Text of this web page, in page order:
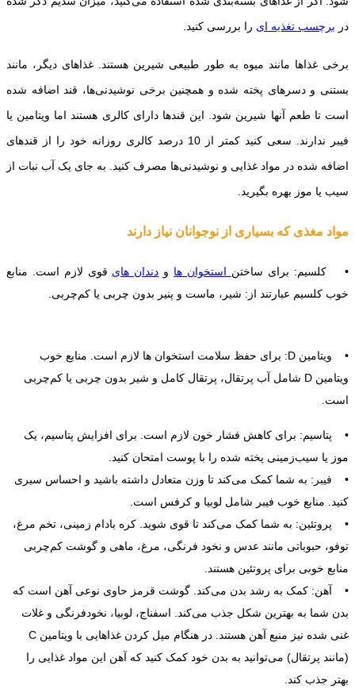
در برچسب تغذیه ای را بررسی کنید.
برخی غذاها مانند میوه به طور طبیعی شیرین هستند. غذاهای دیگر، مانند
بستنی و دسرهای پخته شده و همچنین برخی نوشیدنی‌ها، قند اضافه شده
است تا طعم آنها شیرین شود. این قندها دارای کالری هستند اما ویتامین یا
فیبر ندارند. سعی کنید کمتر از 10 درصد کالری روزانه خود را از قندهای
اضافه شده در مواد غذایی و نوشیدنی‌ها مصرف کنید. به جای یک آب نبات از
سیب یا موز بهره بگیرید.
مواد مغذی که بسیاری از نوجوانان نیاز دارند
• کلسیم: برای ساختن استخوان ها و دندان های قوی لازم است. منابع
خوب کلسیم عبارتند از: شیر، ماست و پنیر بدون چربی یا کم‌چربی.
• ویتامین D: برای حفظ سلامت استخوان ها لازم است. منابع خوب
ویتامین D شامل آب پرتقال، پرتقال کامل و شیر بدون چربی یا کم‌چربی
است.
• پتاسیم: برای کاهش فشار خون لازم است. برای افزایش پتاسیم، یک
موز یا سیب‌زمینی پخته شده را با پوست امتحان کنید.
• فیبر: به شما کمک می‌کند تا وزن متعادل داشته باشید و احساس سیری
کنید. منابع خوب فیبر شامل لوبیا و کرفس است.
• پروتئین: به شما کمک می‌کند تا قوی شوید. کره بادام زمینی، تخم مرغ،
توفو، حبوباتی مانند عدس و نخود فرنگی، مرغ، ماهی و گوشت کم‌چربی
منابع خوبی برای پروتئین هستند.
• آهن: کمک به رشد بدن می‌کند. گوشت قرمز حاوی نوعی آهن است که
بدن شما به بهترین شکل جذب می‌کند. اسفناج، لوبیا، نخود‌فرنگی و غلات
غنی شده نیز منبع آهن هستند. در هنگام میل کردن غذاهایی با ویتامین C
(مانند پرتقال) می‌توانید به بدن خود کمک کنید که آهن این مواد غذایی را
بهتر جذب کند.